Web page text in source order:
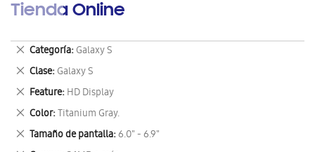
Tienda Online
Categoría Galaxy S
Eliminar
este
artículo
Clase Galaxy S
Eliminar
este
artículo
Feature HD Display
Eliminar
este
artículo
Color Titanium Gray.
Eliminar
este
artículo
Tamaño de pantalla 6.0" - 6.9"
Eliminar
este